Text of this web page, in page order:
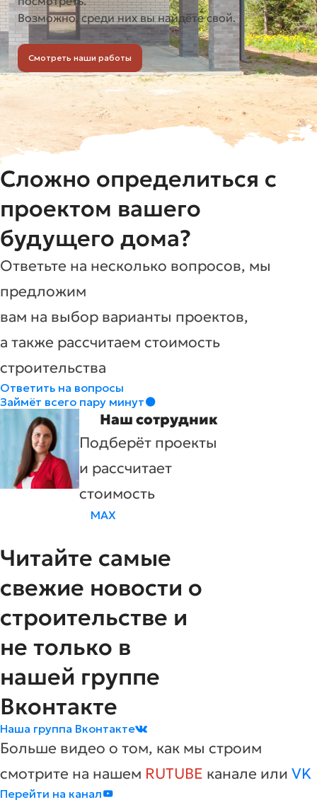
Возможно, среди них вы найдёте свой.
Смотреть наши работы
Сложно определиться с
проектом вашего
будущего дома?
Ответьте на несколько вопросов, мы
предложим
вам на выбор варианты проектов,
а также рассчитаем стоимость
строительства
Ответить на вопросы
Займёт всего пару минут
Наш сотрудник
Подберёт проекты
и рассчитает
стоимость
MAX
Читайте самые
свежие новости о
строительстве и
не только в
нашей группе
Вконтакте
Наша группа Вконтакте
Больше видео о том, как мы строим
смотрите на нашем RUTUBE канале или VK
Перейти на канал